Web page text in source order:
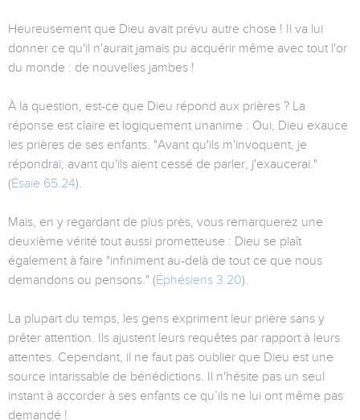
Heureusement que Dieu avait prévu autre chose ! Il va lui
donner ce qu'il n'aurait jamais pu acquérir même avec tout l'or
du monde : de nouvelles jambes !
À la question, est-ce que Dieu répond aux prières ? La
réponse est claire et logiquement unanime : Oui, Dieu exauce
les prières de ses enfants. "Avant qu'ils m'invoquent, je
répondrai; avant qu'ils aient cessé de parler, j'exaucerai."
(Ésaïe 65.24).
Mais, en y regardant de plus près, vous remarquerez une
deuxième vérité tout aussi prometteuse : Dieu se plaît
également à faire "infiniment au-delà de tout ce que nous
demandons ou pensons." (Éphésiens 3.20).
La plupart du temps, les gens expriment leur prière sans y
prêter attention. Ils ajustent leurs requêtes par rapport à leurs
attentes. Cependant, il ne faut pas oublier que Dieu est une
source intarissable de bénédictions. Il n'hésite pas un seul
instant à accorder à ses enfants ce qu’ils ne lui ont même pas
demandé !